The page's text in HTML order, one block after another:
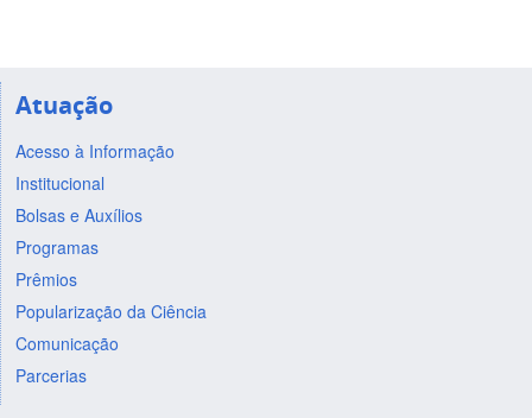
Atuação
Acesso à Informação
Institucional
Bolsas e Auxílios
Programas
Prêmios
Popularização da Ciência
Comunicação
Parcerias